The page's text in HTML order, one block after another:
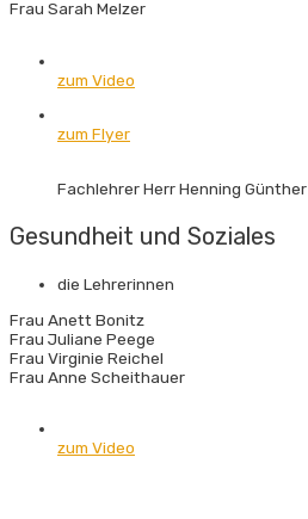
Frau Sarah Melzer
zum Video
zum Flyer
Fachlehrer Herr Henning Günther
Gesundheit und Soziales
die Lehrerinnen
Frau Anett Bonitz
Frau Juliane Peege
Frau Virginie Reichel
Frau Anne Scheithauer
zum Video